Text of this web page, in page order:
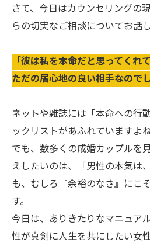
さて、今日はカウンセリングの
らの切実なご相談についてお話
「彼は私を本命だと思ってくれ
ただの居心地の良い相手なので
ネットや雑誌には「本命への行
ックリストがあふれていますよね
でも、数多くの成婚カップルを
えしたいのは、「男性の本気は
も、むしろ『余裕のなさ』にこ
す。
今日は、ありきたりなマニュア
性が真剣に人生を共にしたい女